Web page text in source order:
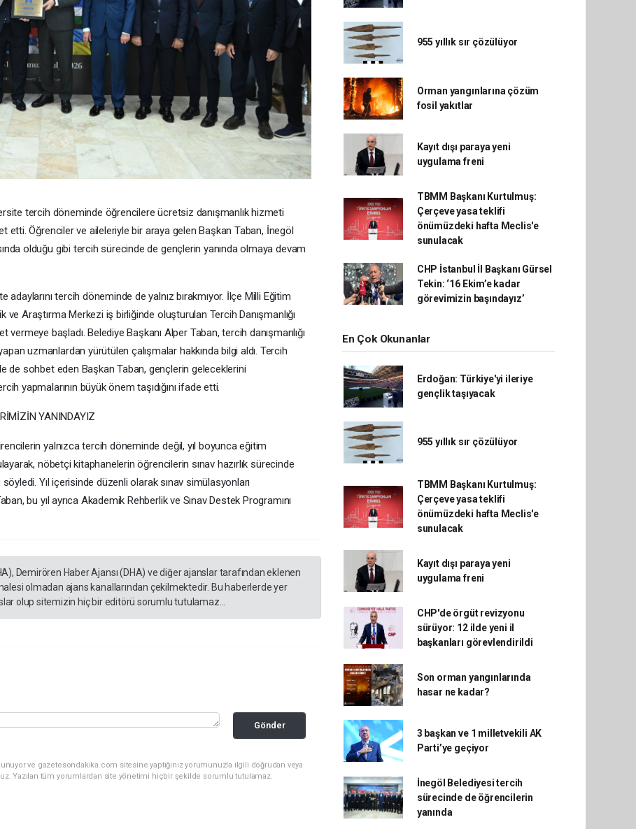
tercih döneminde öğrencilere ücretsiz danışmanlık hizmeti
etti. Öğrenciler ve aileleriyle bir araya gelen Başkan Taban, İnegöl
olduğu gibi tercih sürecinde de gençlerin yanında olmaya devam
tercih döneminde de yalnız bırakmıyor. İlçe Milli Eğitim
Araştırma Merkezi iş birliğinde oluşturulan Tercih Danışmanlığı
başladı. Belediye Başkanı Alper Taban, tercih danışmanlığı
uzmanlardan yürütülen çalışmalar hakkında bilgi aldı. Tercih
de sohbet eden Başkan Taban, gençlerin geleceklerini
yapmalarının büyük önem taşıdığını ifade etti.
YANINDAYIZ
yalnızca tercih döneminde değil, yıl boyunca eğitim
nöbetçi kitaphanelerin öğrencilerin sınav hazırlık sürecinde
Yıl içerisinde düzenli olarak sınav simülasyonları
bu yıl ayrıca Akademik Rehberlik ve Sınav Destek Programını
Demirören Haber Ajansı (DHA) ve diğer ajanslar tarafından eklenen
olmadan ajans kanallarından çekilmektedir. Bu haberlerde yer
olup sitemizin hiç bir editörü sorumlu tutulamaz...
Gönder
ve gazetesondakika.com sitesine yaptığınız yorumunuzla ilgili doğrudan veya
Yazılan tüm yorumlardan site yönetimi hiçbir şekilde sorumlu tutulamaz.
955 yıllık sır çözülüyor
Orman yangınlarına çözüm
fosil yakıtlar
Kayıt dışı paraya yeni
uygulama freni
TBMM Başkanı Kurtulmuş:
Çerçeve yasa teklifi
önümüzdeki hafta Meclis'e
sunulacak
CHP İstanbul İl Başkanı Gürsel
Tekin: ‘16 Ekim’e kadar
görevimizin başındayız’
En Çok Okunanlar
Erdoğan: Türkiye'yi ileriye
gençlik taşıyacak
955 yıllık sır çözülüyor
TBMM Başkanı Kurtulmuş:
Çerçeve yasa teklifi
önümüzdeki hafta Meclis'e
sunulacak
Kayıt dışı paraya yeni
uygulama freni
CHP'de örgüt revizyonu
sürüyor: 12 ilde yeni il
başkanları görevlendirildi
Son orman yangınlarında
hasar ne kadar?
3 başkan ve 1 milletvekili AK
Parti’ye geçiyor
İnegöl Belediyesi tercih
sürecinde de öğrencilerin
yanında